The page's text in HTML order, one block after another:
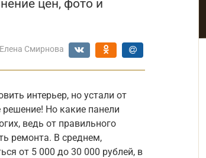
цен, фото и
Елена Смирнова
интерьер, но устали от
Но какие панели
ведь от правильного
ремонта. В среднем,
от 5 000 до 30 000 рублей, в